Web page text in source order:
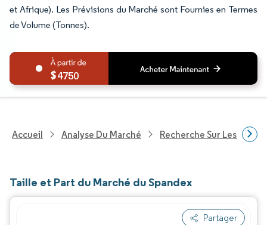
et Afrique). Les Prévisions du Marché sont Fournies en Termes
de Volume (Tonnes).
4750
Accueil Analyse Du Marché Recherche Sur Les
Taille et Part du Marché du Spandex
Partager